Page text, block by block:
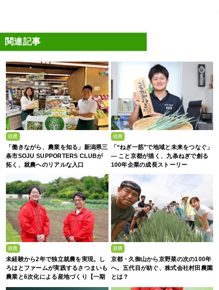
関連記事
就農
「働きながら、農業を知る」新潟県三
条市SOJU SUPPORTERS CLUBが
拓く、就農へのリアルな入口
就農
「“ねぎ一筋”で地域と未来をつなぐ」
— こと京都が描く、九条ねぎで創る
100年企業の成長ストーリー
就農
未経験から2年で独立就農を実現。し
ろはとファームが実践するさつまいも
農業と6次化による産地づくり【一期
生募集】
就農
京都・久御山から京野菜の次の100年
へ。五代目が紡ぐ、株式会社村田農園
とは？